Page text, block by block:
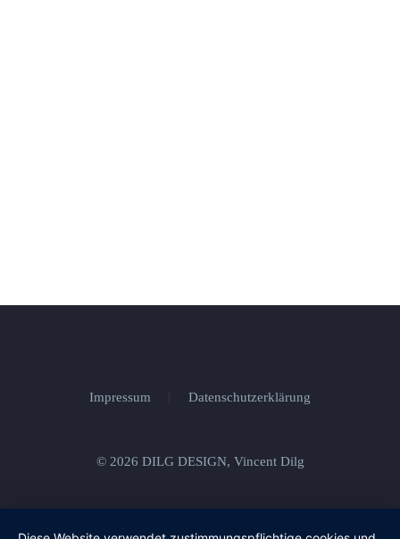
Impressum Datenschutzerklärung
© 2026 DILG DESIGN, Vincent Dilg